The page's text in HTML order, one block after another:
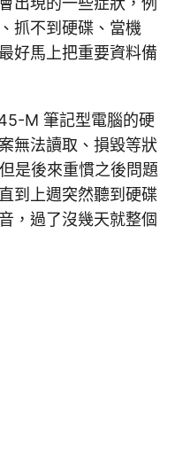
抓不到硬碟、當機
好馬上把重要資料備
M 筆記型電腦的硬
無法讀取、損毀等狀
是後來重慣之後問題
到上週突然聽到硬碟
，過了沒幾天就整個